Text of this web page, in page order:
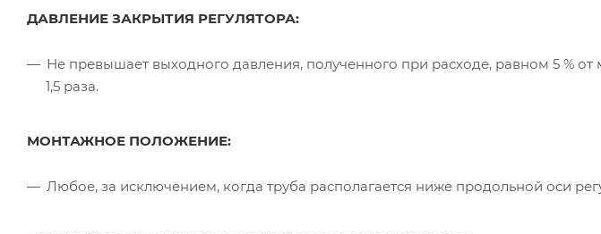
ДАВЛЕНИЕ ЗАКРЫТИЯ РЕГУЛЯТОРА:
Не превышает выходного давления, полученного при расходе, равном 5 % от
1,5 раза.
МОНТАЖНОЕ ПОЛОЖЕНИЕ:
Любое, за исключением, когда труба располагается ниже продольной оси